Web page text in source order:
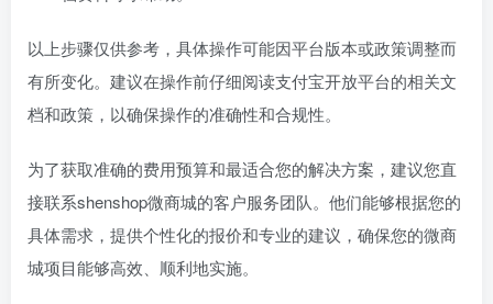
以上步骤仅供参考，具体操作可能因平台版本或政策调整而
有所变化。建议在操作前仔细阅读支付宝开放平台的相关文
档和政策，以确保操作的准确性和合规性。
为了获取准确的费用预算和最适合您的解决方案，建议您直
接联系shenshop微商城的客户服务团队。他们能够根据您的
具体需求，提供个性化的报价和专业的建议，确保您的微商
城项目能够高效、顺利地实施。